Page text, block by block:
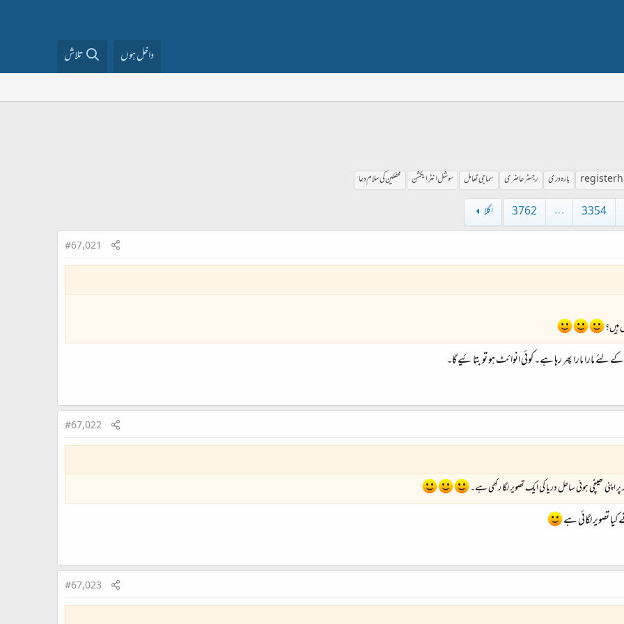
داخل ہوں تلاش
register بارہ دری رجسٹر حاضری سماجی تعامل سوشل انٹرایکشن محفلین کی سلام دعا
3354
…
3762 اگلا
#67,021
ہیں؟
مارا مارا پھر رہا ہے۔ کوئی انوائٹ ہو تو بتائیے گا۔
#67,022
کھینچی ہوئی ساحل دریا کی ایک تصویر لگا رکھی ہے۔
تصویر لگائی ہے
#67,023